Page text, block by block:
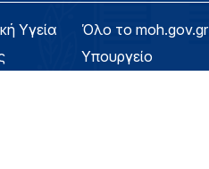
Υγεία
Όλο το moh.gov.gr
Υπουργείο